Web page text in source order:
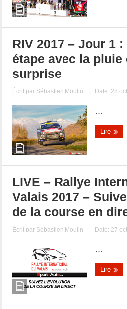
RIV 2017 – Jour 1
étape avec la pluie
surprise
Écrit par Sébastien Moulin | Date: 28
...
Lire
LIVE – Rallye
Valais 2017 –
de la course en
Écrit par Sébastien Moulin | Date: 27
...
Lire